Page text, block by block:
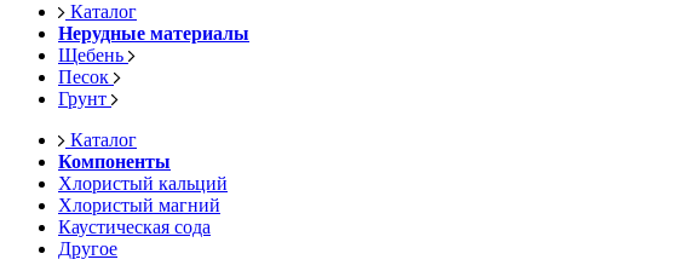
Каталог
Нерудные материалы
Щебень
Песок
Грунт
Каталог
Компоненты
Хлористый кальций
Хлористый магний
Каустическая сода
Другое